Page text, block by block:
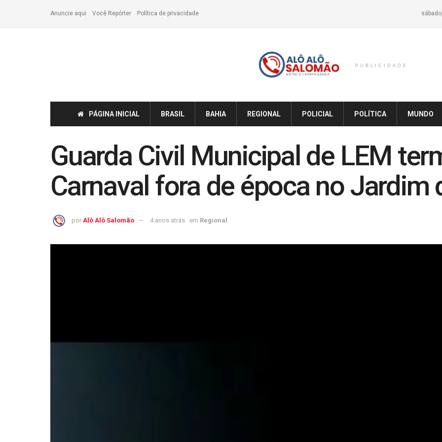
Anuncie aqui Você Repórter Política de privacidade
PUBLICIDADE
PÁGINA INICIAL BRASIL BAHIA REGIONAL POLICIAL POLÍTICA MUNDO
Guarda Civil Municipal de LEM
Carnaval fora de época no Jardim
por Alô Alô Salomão 4 anos atrás em Regional